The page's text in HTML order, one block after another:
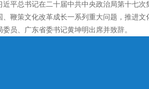
近平总书记在二十届中共中央政治局第十七
、鞭策文化改革成长一系列重大问题，推进
委员、广东省委书记黄坤明出席并致辞。